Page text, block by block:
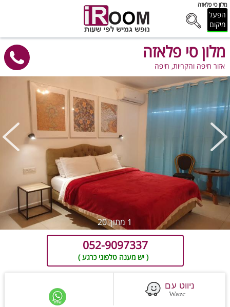
מלון סי פלאזה
הפעל
מיקום
מלון סי פלאזה
אזור חיפה והקריות, חיפה
1מתוך20
052-9097337
( יש מענה טלפוני כרגע )